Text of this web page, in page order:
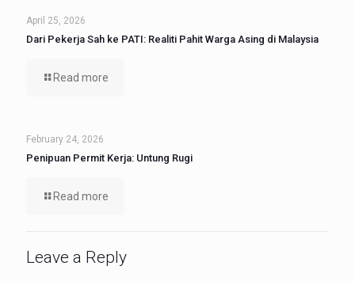
April 25, 2026
Dari Pekerja Sah ke PATI: Realiti Pahit Warga Asing di Malaysia
Read more
February 24, 2026
Penipuan Permit Kerja: Untung Rugi
Read more
Leave a Reply